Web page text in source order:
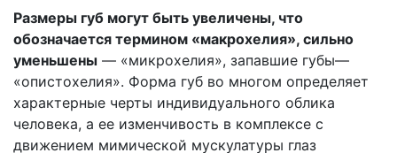
Размеры губ могут быть увеличены, что
обозначается термином «макрохелия», сильно
уменьшены — «микрохелия», запавшие губы—
«опистохелия». Форма губ во многом определяет
характерные черты индивидуального облика
человека, а ее изменчивость в комплексе с
движением мимической мускулатуры глаз